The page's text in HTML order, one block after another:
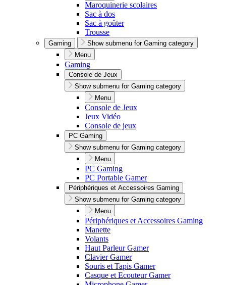
Maroquinerie scolaires
Sac à dos
Sac à goûter
Trousse
Gaming
Show submenu for Gaming category
Menu
Gaming
Console de Jeux
Show submenu for Gaming category
Menu
Console de Jeux
Jeux Vidéo
Console de jeux
PC Gaming
Show submenu for Gaming category
Menu
PC Gaming
PC Portable Gamer
Périphériques et Accessoires Gaming
Show submenu for Gaming category
Menu
Périphériques et Accessoires Gaming
Manette
Volants
Haut Parleur Gamer
Clavier Gamer
Souris et Tapis Gamer
Casque et Ecouteur Gamer